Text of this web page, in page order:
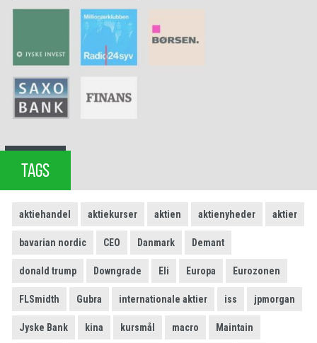
TAGS
aktiehandel aktiekurser aktien aktienyheder aktier
bavarian nordic CEO Danmark Demant
donald trump Downgrade Eli Europa Eurozonen
FLSmidth Gubra internationale aktier iss jpmorgan
Jyske Bank kina kursmål macro Maintain